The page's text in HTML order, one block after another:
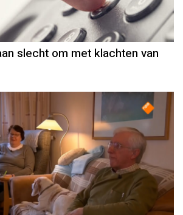
slecht om met klachten van
AOW